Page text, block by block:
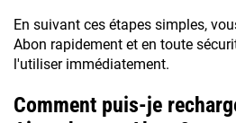
En suivant ces étapes simples,
Abon rapidement et en toute
l'utiliser immédiatement.
Comment puis-je